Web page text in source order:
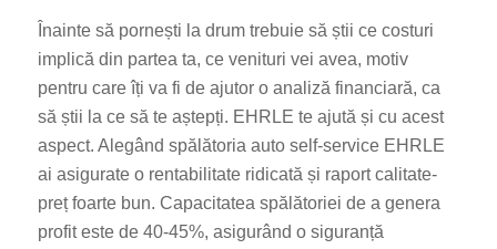
Înainte să pornești la drum trebuie să știi ce costuri
implică din partea ta, ce venituri vei avea, motiv
pentru care îți va fi de ajutor o analiză financiară, ca
să știi la ce să te aștepți. EHRLE te ajută și cu acest
aspect. Alegând spălătoria auto self-service EHRLE
ai asigurate o rentabilitate ridicată și raport calitate-
preț foarte bun. Capacitatea spălătoriei de a genera
profit este de 40-45%, asigurând o siguranță